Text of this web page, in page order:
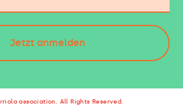
Jetzt anmelden
association. All Rights Reserved.